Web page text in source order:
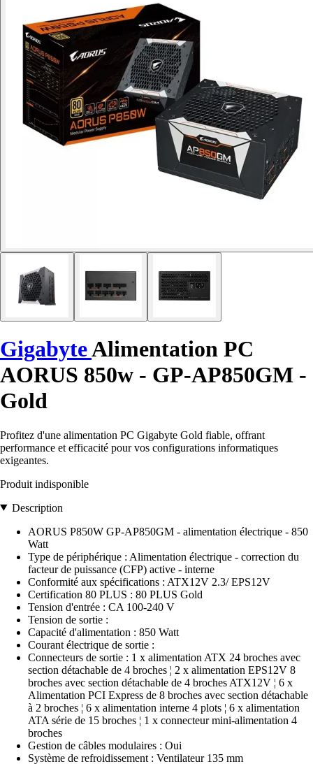
GigabyteAlimentation PC
AORUS 850w - GP-AP850GM -
Gold
Profitez d'une alimentation PC Gigabyte Gold fiable, offrant
performance et efficacité pour vos configurations informatiques
exigeantes.
Produit indisponible
Description
AORUS P850W GP-AP850GM - alimentation électrique - 850
Watt
Type de périphérique : Alimentation électrique - correction du
facteur de puissance (CFP) active - interne
Conformité aux spécifications : ATX12V 2.3/ EPS12V
Certification 80 PLUS : 80 PLUS Gold
Tension d'entrée : CA 100-240 V
Tension de sortie :
Capacité d'alimentation : 850 Watt
Courant électrique de sortie :
Connecteurs de sortie : 1 x alimentation ATX 24 broches avec
section détachable de 4 broches ¦ 2 x alimentation EPS12V 8
broches avec section détachable de 4 broches ATX12V ¦ 6 x
Alimentation PCI Express de 8 broches avec section détachable
à 2 broches ¦ 6 x alimentation interne 4 plots ¦ 6 x alimentation
ATA série de 15 broches ¦ 1 x connecteur mini-alimentation 4
broches
Gestion de câbles modulaires : Oui
Système de refroidissement : Ventilateur 135 mm